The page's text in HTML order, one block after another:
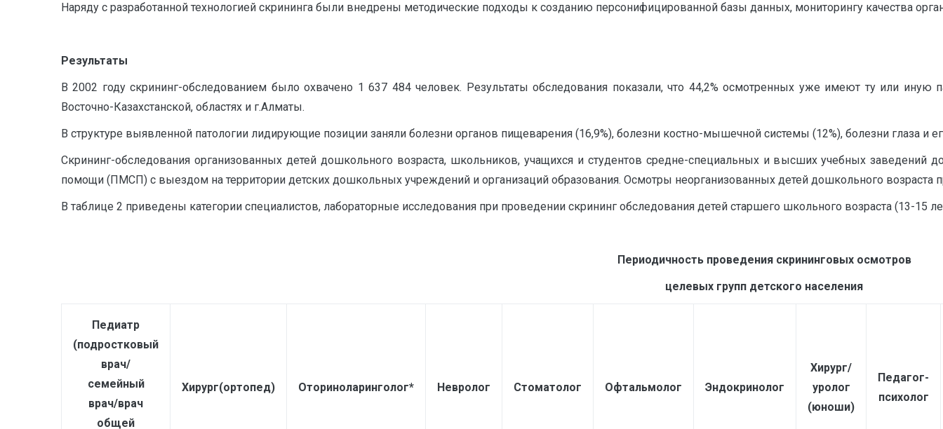
Наряду с разработанной технологией скрининга были внедрены методические подходы к созданию персонифицированной базы данных, мониторингу качества
Результаты
В 2002 году скрининг-обследованием было охвачено 1 637 484 человек. Результаты обследования показали, что 44,2% осмотренных уже имеют ту или
Восточно-Казахстанской, областях и г.Алматы.
В структуре выявленной патологии лидирующие позиции заняли болезни органов пищеварения (16,9%), болезни костно-мышечной системы (12%), болезни глаза и
Скрининг-обследования организованных детей дошкольного возраста, школьников, учащихся и студентов средне-специальных и высших учебных заведений
помощи (ПМСП) с выездом на территории детских дошкольных учреждений и организаций образования. Осмотры неорганизованных детей дошкольного возраста
В таблице 2 приведены категории специалистов, лабораторные исследования при проведении скрининг обследования детей старшего школьного возраста (13-15
Периодичность проведения скрининговых осмотров
целевых групп детского населения
Педиатр
(подростковый
врач/
семейный
врач/врач
общей
Хирург(ортопед) Оториноларинголог* Невролог Стоматолог Офтальмолог Эндокринолог
Хирург/
уролог
(юноши)
Педагог-
психолог